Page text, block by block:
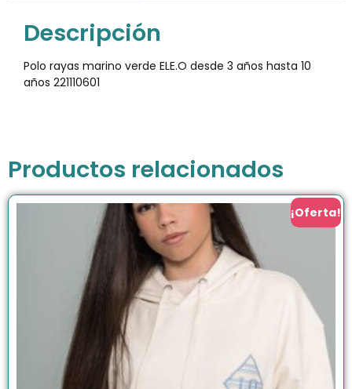
Descripción
Polo rayas marino verde ELE.O desde 3 años hasta 10
años 221110601
Productos relacionados
¡Oferta!